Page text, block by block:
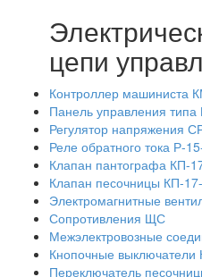
цепи
Контроллер машиниста
Панель управления
Регулятор напряжения
Реле обратного тока Р-
Клапан пантографа КП-
Клапан песочницы КП-
Электромагнитные
Сопротивления ЩС
Межэлектровозные
Кнопочные выключатели
Переключатель